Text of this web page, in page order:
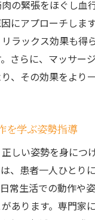
の緊張をほぐし血
にアプローチしま
ラックス効果も得
さらに、マッサー
、その効果をより
を学ぶ姿勢指導
しい姿勢を身につ
、患者一人ひとり
常生活での動作や
あります。専門家